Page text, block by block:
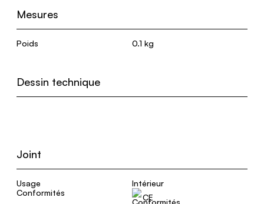
Mesures
Poids 0.1 kg
Dessin technique
Joint
Usage
Intérieur
Conformités
CE